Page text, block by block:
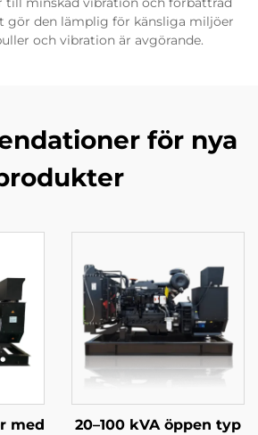
gör den lämplig för känsliga miljöer
och vibration är avgörande.
för nya
med
20–100 kVA öppen typ